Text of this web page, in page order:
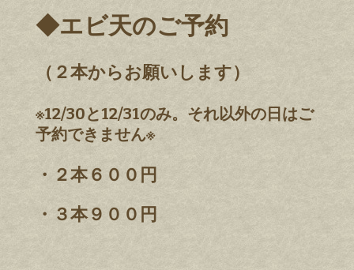
◆エビ天のご予約
（２本からお願いします）
※12/30と12/31のみ。それ以外の日はご
予約できません※
・２本６００円
・３本９００円